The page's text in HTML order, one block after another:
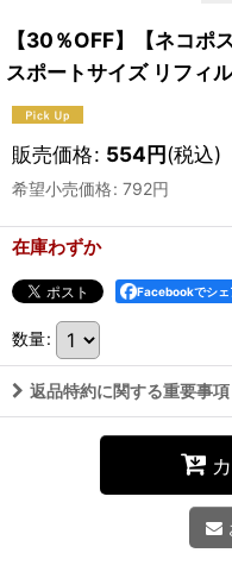
【30％OFF】【ネコ
スポートサイズ リフィ
販売価格: 554円(税込)
希望小売価格: 792円
在庫わずか
Facebookでシェ
数量:
返品特約に関する重要事項